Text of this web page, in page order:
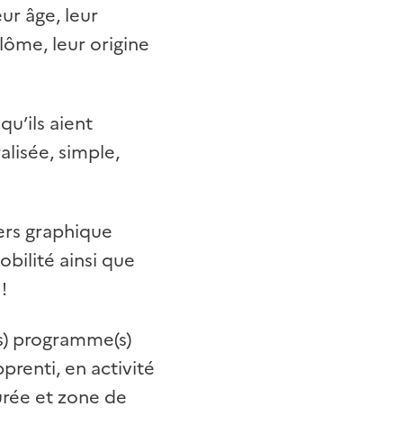
âge, leur
leur origine
aient
simple,
graphique
ainsi que
programme(s)
en activité
et zone de